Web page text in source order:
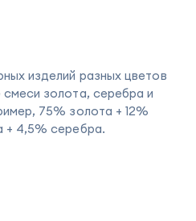
изделий разных цветов
золота, серебра и
75% золота + 12%
+ 4,5% серебра.